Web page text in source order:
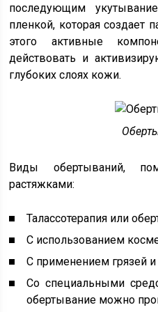
последующим
пленкой, которая создает
этого активные
действовать и
глубоких слоях кожи.
Виды обертываний,
растяжками:
Талассотерапия или
С использованием
С применением грязей и
Со специальными
обертывание можно